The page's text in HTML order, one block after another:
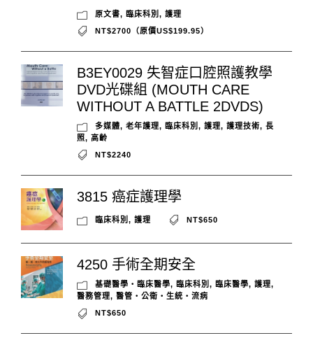
原文書, 臨床科別 , 護理
NT$2700（原價US$199.95）
B3EY0029 失智症口腔照護教學
DVD光碟組 (MOUTH CARE
WITHOUT A BATTLE 2DVDS)
多媒體, 老年護理, 臨床科別 , 護理, 護理技術, 長
照, 高齡
NT$2240
3815 癌症護理學
臨床科別 , 護理 NT$650
4250 手術全期安全
基礎醫學‧臨床醫學, 臨床科別 , 臨床醫學, 護理,
醫務管理, 醫管‧公衛‧生統‧流病
NT$650